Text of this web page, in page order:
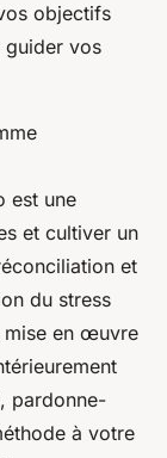
objectifs
guider vos
est une
et cultiver un
et
du stress
mise en œuvre
pardonne-
à votre